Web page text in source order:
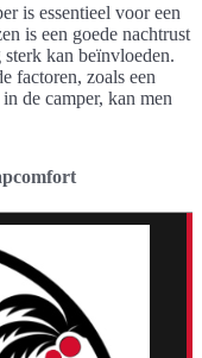
is essentieel voor een
is een goede nachtrust
kan beïnvloeden.
factoren, zoals een
de camper, kan men